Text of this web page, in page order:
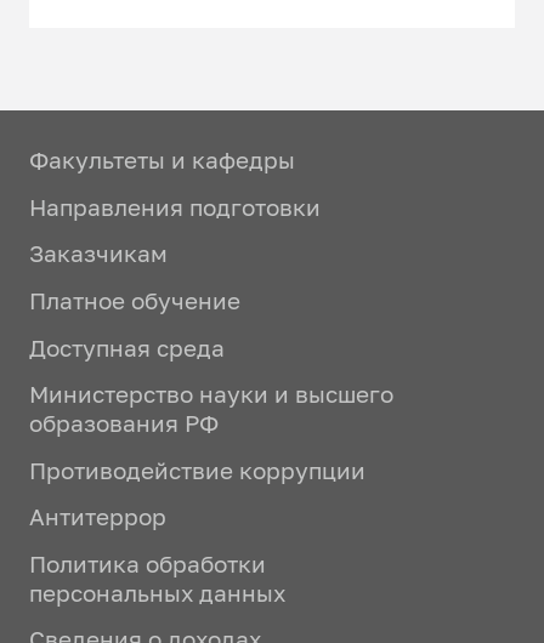
Факультеты и кафедры
Направления подготовки
Заказчикам
Платное обучение
Доступная среда
Министерство науки и высшего
образования РФ
Противодействие коррупции
Антитеррор
Политика обработки
персональных данных